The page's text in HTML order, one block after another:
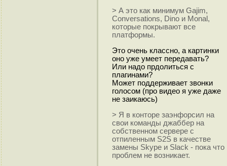
> А это как минимум Gajim,
Conversations, Dino и Monal,
которые покрывают все
платформы.
Это очень классно, а картинки
оно уже умеет передавать?
Или надо прдолиться с
плагинами?
Может поддерживает звонки
голосом (про видео я уже даже
не заикаюсь)
> Я в конторе заэнфорсил на
свои команды джаббер на
собственном сервере с
отпиленным S2S в качестве
замены Skype и Slack - пока что
проблем не возникает.